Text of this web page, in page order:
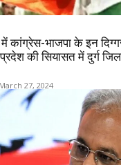
कांग्रेस-भाजपा के इन
की सियासत में दुर्ग
March 27, 2024